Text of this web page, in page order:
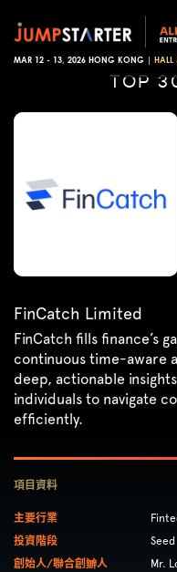
MAR 12 - 13, 2026 HONG KONG |
TOP
FinCatch Limited
FinCatch fills finance’s
continuous time-aware
deep, actionable
individuals to navigate
efficiently.
項目資料
主要行業
投資階段
Seed
創始人/聯合創辧人
Mr.